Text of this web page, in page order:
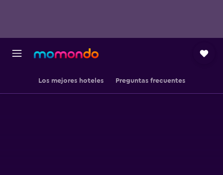
Los mejores hoteles Preguntas frecuentes